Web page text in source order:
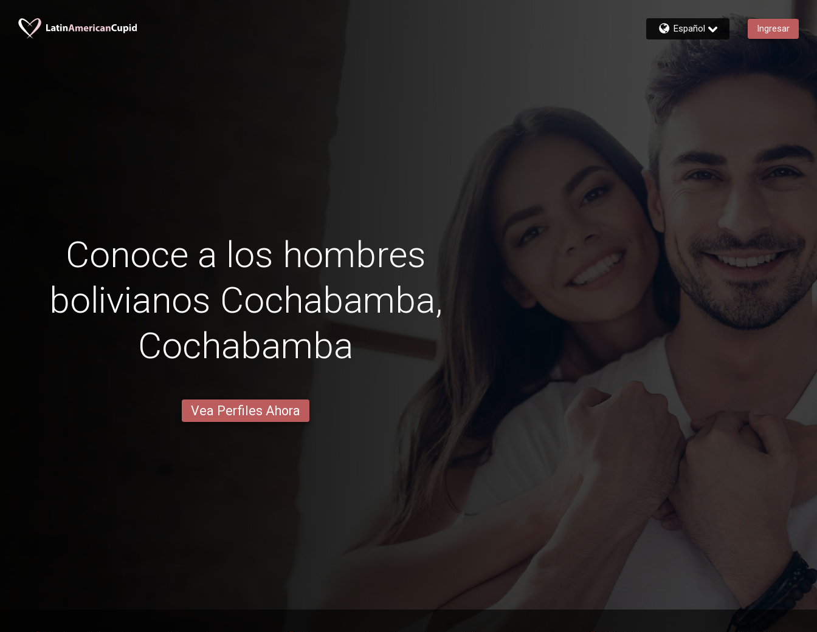
Español Ingresar
Conoce a los hombres
bolivianos Cochabamba,
Cochabamba
Vea Perfiles Ahora